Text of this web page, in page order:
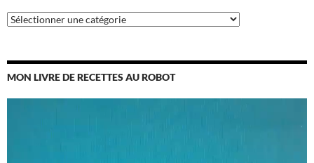
Catégories
MON LIVRE DE RECETTES AU ROBOT